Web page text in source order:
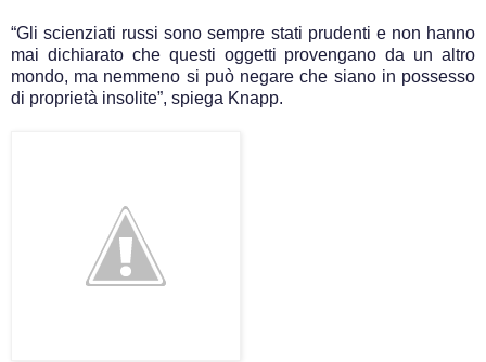
“Gli scienziati russi sono sempre stati prudenti e non hanno
mai dichiarato che questi oggetti provengano da un altro
mondo, ma nemmeno si può negare che siano in possesso
di proprietà insolite”, spiega Knapp.